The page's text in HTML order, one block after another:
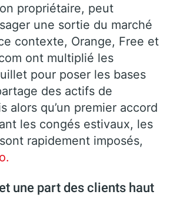
propriétaire, peut
une sortie du marché
contexte, Orange, Free et
ont multiplié les
pour poser les bases
des actifs de
alors qu’un premier accord
les congés estivaux, les
rapidement imposés,
une part des clients haut